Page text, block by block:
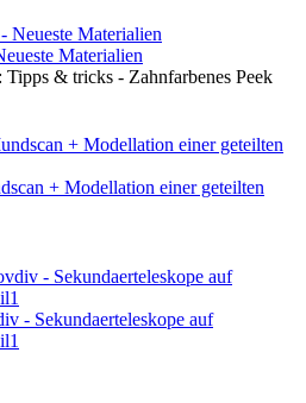
Materialien
& tricks - Zahnfarbenes Peek
+ Modellation einer geteilten
- Sekundaerteleskope auf